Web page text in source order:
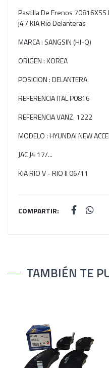
Pastilla De Frenos 70816XSS
j4 / KIA Rio Delanteras
MARCA : SANGSIN (HI-Q)
ORIGEN : KOREA
POSICION : DELANTERA
REFERENCIA ITAL P0816
REFERENCIA VANZ. 1222
MODELO : HYUNDAI NEW
JAC J4 17/...
KIA RIO V - RIO II 06/11
COMPARTIR:
TAMBIÉN TE